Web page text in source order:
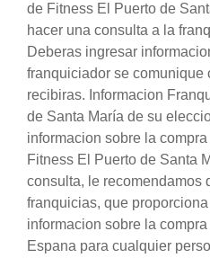
de Fitness El Puerto de
hacer una consulta a la
Deberas ingresar
franquiciador se comunique
recibiras. Informacion
de Santa María de su
informacion sobre la
Fitness El Puerto de Santa
consulta, le recomendamos
franquicias, que
informacion sobre la
Espana para cualquier